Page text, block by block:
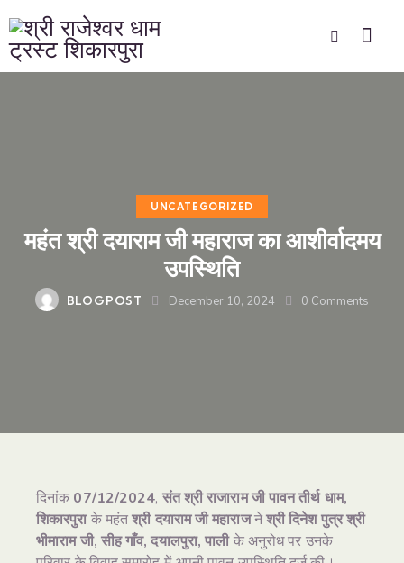
UNCATEGORIZED
महंत श्री दयाराम जी महाराज का आशीर्वादमय
उपस्थिति
BLOGPOST December 10, 2024 0 Comments
दिनांक 07/12/2024, संत श्री राजाराम जी पावन तीर्थ धाम,
शिकारपुराके महंतश्री दयाराम जी महाराजनेश्री दिनेश पुत्र श्री
भीमाराम जी, सीह गाँव, दयालपुरा, पालीके अनुरोध पर उनके